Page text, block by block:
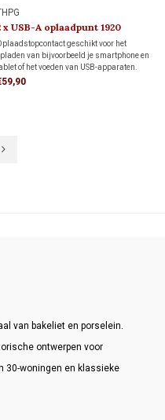
x USB-A oplaadpunt 1920
geschikt voor het
van bijvoorbeeld je smartphone en
of het voeden van USB-apparaten.
opladen van twee apparaten is
van bakeliet en porselein.
ontwerpen voor
30-woningen en klassieke